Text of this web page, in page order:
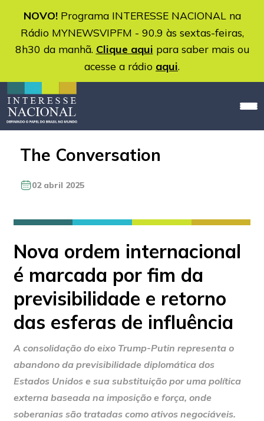
NOVO!Programa INTERESSE NACIONAL na
Rádio MYNEWSVIPFM - 90.9 às sextas-feiras,
8h30 da manhã. Clique aqui para saber mais ou
acesse a rádio aqui.
The Conversation
02 abril 2025
Nova ordem internacional
é marcada por fim da
previsibilidade e retorno
das esferas de influência
A consolidação do eixo Trump-Putin representa o
abandono da previsibilidade diplomática dos
Estados Unidos e sua substituição por uma política
externa baseada na imposição e força, onde
soberanias são tratadas como ativos negociáveis.